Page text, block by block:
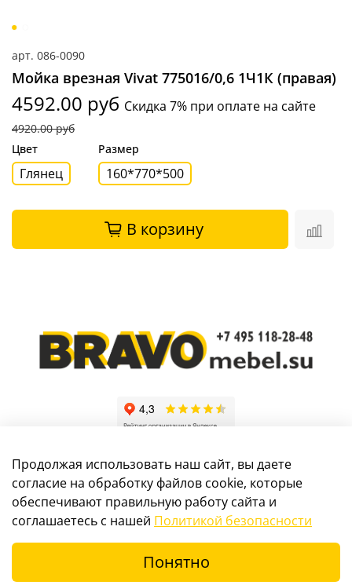
арт. 086-0090
Мойка врезная Vivat 775016/0,6 1Ч1К (правая)
4592.00 руб Скидка 7% при оплате на сайте
4920.00 руб
Цвет
Глянец
Размер
160*770*500
В корзину
Информация, размещенная на сайте, не является
© 2017-2024 Интернет-магазин мебели
Продолжая использовать наш сайт, вы даете
согласие на обработку файлов cookie, которые
обеспечивают правильную работу сайта и
соглашаетесь с нашей Политикой безопасности
Понятно